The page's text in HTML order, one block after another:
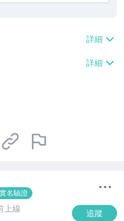
實名驗證
上線 追蹤